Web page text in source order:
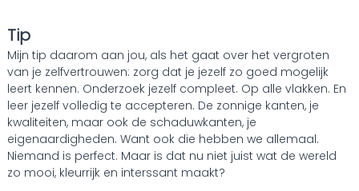
Tip
Mijn tip daarom aan jou, als het gaat over het vergroten
van je zelfvertrouwen: zorg dat je jezelf zo goed mogelijk
leert kennen. Onderzoek jezelf compleet. Op alle vlakken. En
leer jezelf volledig te accepteren. De zonnige kanten, je
kwaliteiten, maar ook de schaduwkanten, je
eigenaardigheden. Want ook die hebben we allemaal.
Niemand is perfect. Maar is dat nu niet juist wat de wereld
zo mooi, kleurrijk en interssant maakt?